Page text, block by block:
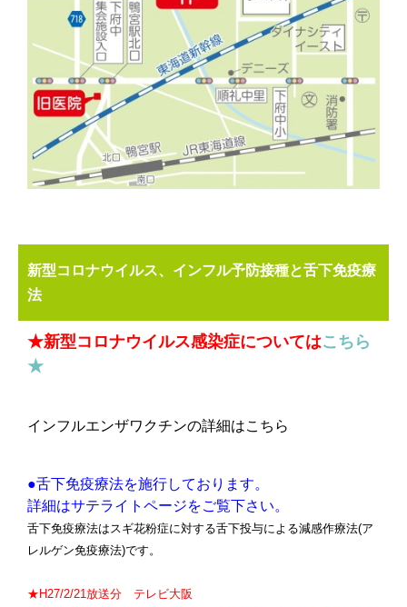
新型コロナウイルス、インフル予防接種と舌下免疫療
法
★新型コロナウイルス感染症についてはこちら
★
インフルエンザワクチンの詳細はこちら
●舌下免疫療法を施行しております。
詳細はサテライトページをご覧下さい。
舌下免疫療法はスギ花粉症に対する舌下投与による減感作療法(ア
レルゲン免疫療法)です。
★H27/2/21放送分 テレビ大阪